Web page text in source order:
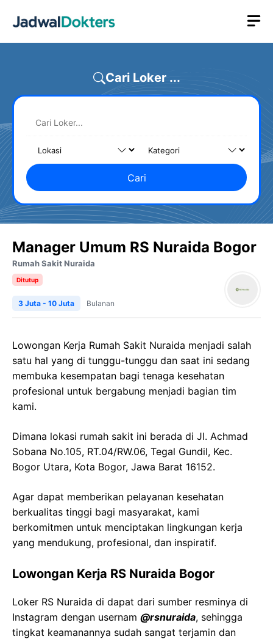
Cari Loker ...
Cari
Manager Umum RS Nuraida Bogor
Rumah Sakit Nuraida
Ditutup
3 Juta - 10 Juta Bulanan
Lowongan Kerja Rumah Sakit Nuraida menjadi salah
satu hal yang di tunggu-tunggu dan saat ini sedang
membuka kesempatan bagi tenaga kesehatan
profesional untuk bergabung menjadi bagian tim
kami.
Dimana lokasi rumah sakit ini berada di Jl. Achmad
Sobana No.105, RT.04/RW.06, Tegal Gundil, Kec.
Bogor Utara, Kota Bogor, Jawa Barat 16152.
Agar dapat memberikan pelayanan kesehatan
berkualitas tinggi bagi masyarakat, kami
berkomitmen untuk menciptakan lingkungan kerja
yang mendukung, profesional, dan inspiratif.
Lowongan Kerja RS Nuraida Bogor
Loker RS Nuraida di dapat dari sumber resminya di
Instagram dengan usernam @rsnuraida, sehingga
tingkat keamanannya sudah sangat terjamin dan